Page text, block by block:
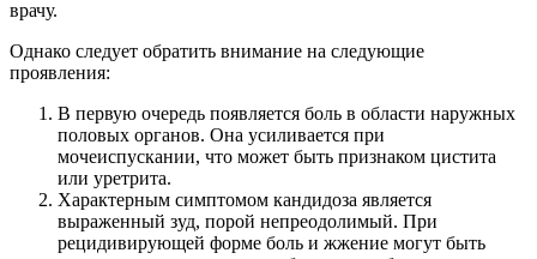
врачу.
Однако следует обратить внимание на следующие
проявления:
В первую очередь появляется боль в области наружных
половых органов. Она усиливается при
мочеиспускании, что может быть признаком цистита
или уретрита.
Характерным симптомом кандидоза является
выраженный зуд, порой непреодолимый. При
рецидивирующей форме боль и жжение могут быть